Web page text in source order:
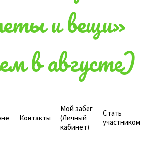
и вещи»
в августе)
Контакты
Мой забег
(Личный
кабинет)
Стать
участником